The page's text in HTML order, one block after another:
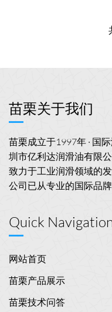
苗栗关于我们
苗栗成立于1997年 · 国
圳市亿利达润滑油有限
致力于工业润滑领域的
公司已从专业的国际品牌
Quick
网站首页
苗栗产品展示
苗栗技术问答